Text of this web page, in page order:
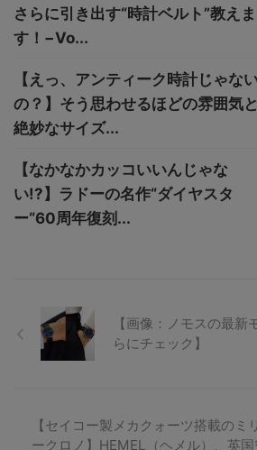
さらに引き出す“時計ベルト”教えま
す！−Vo...
【えっ、アンティーク時計じゃな
の？】そう思わせるほどの雰囲気と
絶妙なサイズ...
【なかなかカッコいいんじゃな
い!?】ラドーの名作“ダイヤスタ
ー“60周年復刻...
【画像：ノモスの最新
らにチェック】
【セイコー製メカクォーツ搭載のミ
ークロノ】HEMEL（ヘメル）、英国